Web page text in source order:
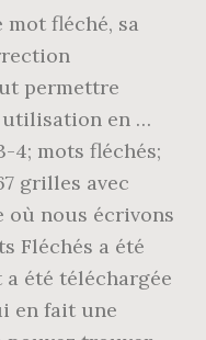
mot fléché, sa
permettre
en …
4; mots fléchés;
grilles avec
où nous écrivons
Fléchés a été
été téléchargée
en fait une